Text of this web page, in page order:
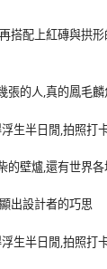
搭配上紅磚與拱
張的人,真的鳳毛麟
的壁爐,還有世界
出設計者的巧思